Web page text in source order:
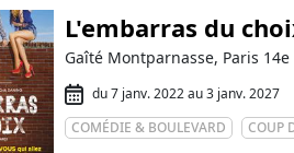
L'embarras du
Gaîté Montparnasse, Paris 14e
du 7 janv. 2022 au 3 janv. 2027
COMÉDIE & BOULEVARD
COUP